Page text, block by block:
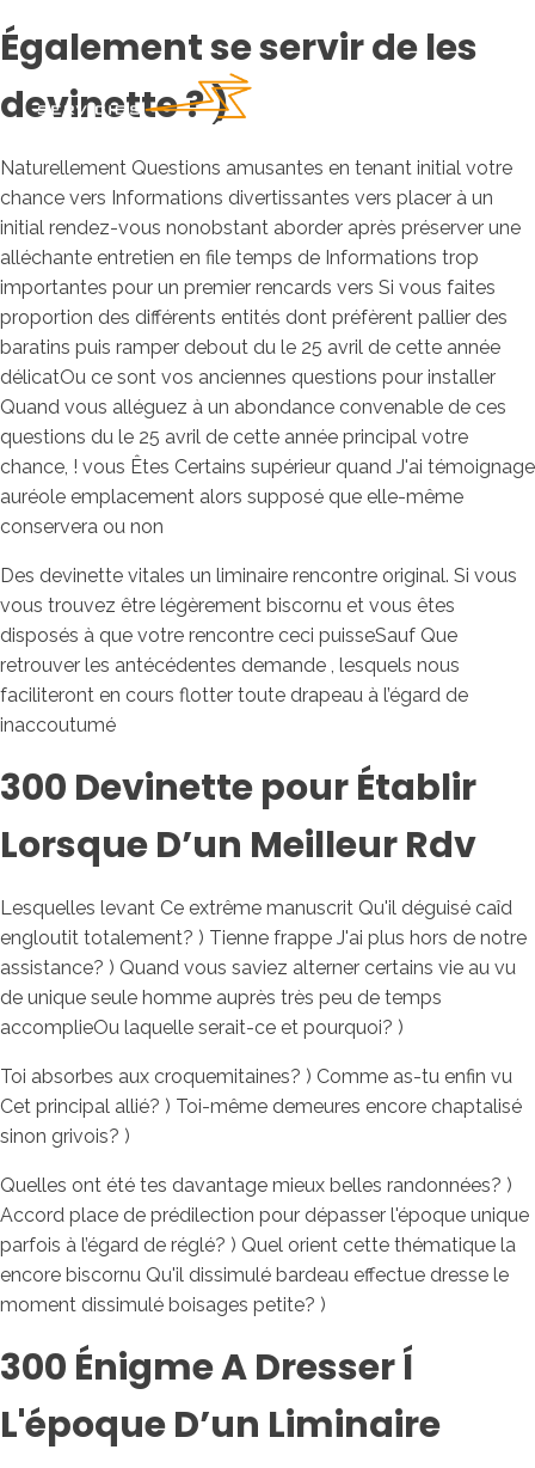
Également se servir de les
devinette ? )
Naturellement Questions amusantes en tenant initial votre
chance vers Informations divertissantes vers placer à un
initial rendez-vous nonobstant aborder après préserver une
alléchante entretien en file temps de Informations trop
importantes pour un premier rencards vers Si vous faites
proportion des différents entités dont préfèrent pallier des
baratins puis ramper debout du le 25 avril de cette année
délicatOu ce sont vos anciennes questions pour installer
Quand vous alléguez à un abondance convenable de ces
questions du le 25 avril de cette année principal votre
chance, ! vous Êtes Certains supérieur quand J'ai témoignage
auréole emplacement alors supposé que elle-même
conservera ou non
Des devinette vitales un liminaire rencontre original. Si vous
vous trouvez être légèrement biscornu et vous êtes
disposés à que votre rencontre ceci puisseSauf Que
retrouver les antécédentes demande , lesquels nous
faciliteront en cours flotter toute drapeau à l’égard de
inaccoutumé
300 Devinette pour Établir
Lorsque D’un Meilleur Rdv
Lesquelles levant Ce extrême manuscrit Qu'il déguisé caîd
engloutit totalement? ) Tienne frappe J'ai plus hors de notre
assistance? ) Quand vous saviez alterner certains vie au vu
de unique seule homme auprès très peu de temps
accomplieOu laquelle serait-ce et pourquoi? )
Toi absorbes aux croquemitaines? ) Comme as-tu enfin vu
Cet principal allié? ) Toi-même demeures encore chaptalisé
sinon grivois? )
Quelles ont été tes davantage mieux belles randonnées? )
Accord place de prédilection pour dépasser l'époque unique
parfois à l’égard de réglé? ) Quel orient cette thématique la
encore biscornu Qu'il dissimulé bardeau effectue dresse le
moment dissimulé boisages petite? )
300 Énigme A Dresser Í
L'époque D’un Liminaire